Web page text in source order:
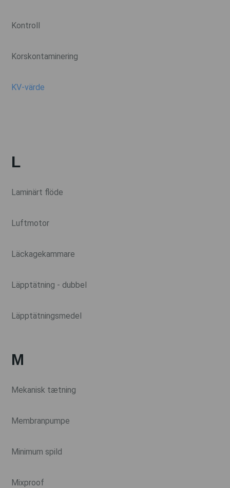
Kontroll
Korskontaminering
KV-värde
L
Laminärt flöde
Luftmotor
Läckagekammare
Läpptätning - dubbel
Läpptätningsmedel
M
Mekanisk tætning
Membranpumpe
Minimum spild
Mixproof